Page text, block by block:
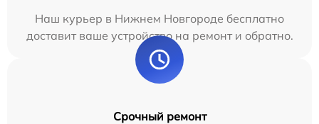
Наш курьер в Нижнем Новгороде бесплатно
доставит ваше устройство на ремонт и обратно.
Срочный ремонт